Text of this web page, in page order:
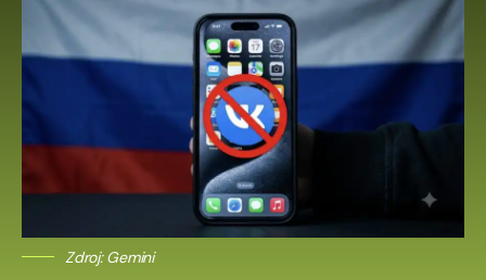
Zdroj: Gemini